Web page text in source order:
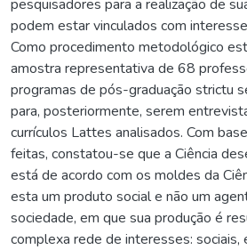
pesquisadores para a realização de
podem estar vinculados com
Como procedimento metodológico
amostra representativa de 68
programas de pós-graduação strictu
para, posteriormente, serem
currículos Lattes analisados. Com
feitas, constatou-se que a Ciência
está de acordo com os moldes da
esta um produto social e não um
sociedade, em que sua produção é
complexa rede de interesses: sociais,